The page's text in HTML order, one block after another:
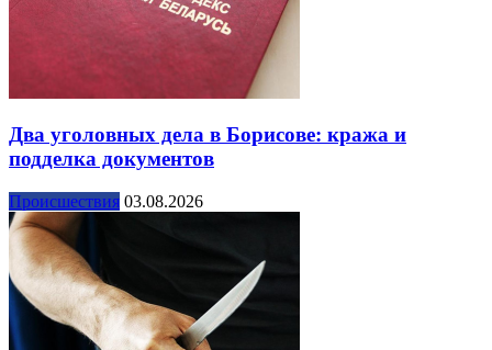
Два уголовных дела в Борисове: кража и
подделка документов
Происшествия 03.08.2026